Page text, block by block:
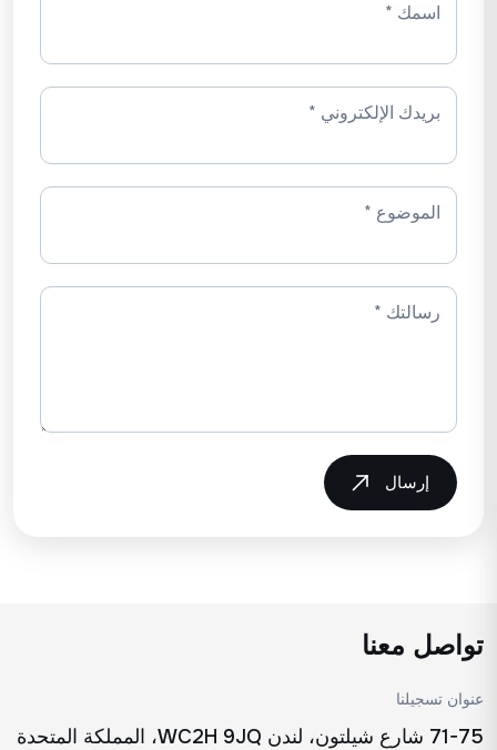
اسمك *
بريدك الإلكتروني *
الموضوع *
رسالتك *
إرسال
تواصل معنا
عنوان تسجيلنا
71-75 شارع شيلتون، لندن WC2H 9JQ، المملكة المتحدة